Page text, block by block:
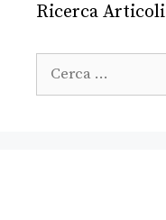
Ricerca Articoli